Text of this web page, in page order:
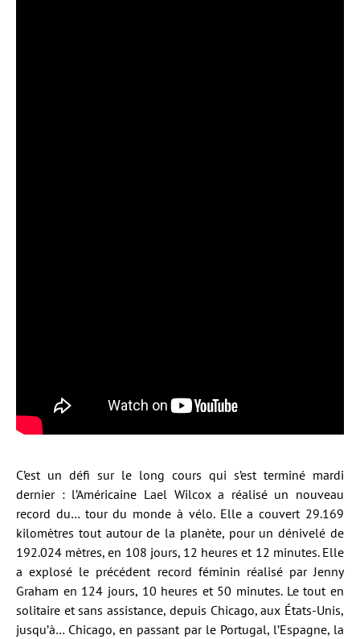
C’est un défi sur le long cours qui s’est terminé mardi
dernier : l’Américaine Lael Wilcox a réalisé un nouveau
record du… tour du monde à vélo. Elle a couvert 29.169
kilomètres tout autour de la planète, pour un dénivelé de
192.024 mètres, en 108 jours, 12 heures et 12 minutes. Elle
a explosé le précédent record féminin réalisé par Jenny
Graham en 124 jours, 10 heures et 50 minutes. Le tout en
solitaire et sans assistance, depuis Chicago, aux États-Unis,
jusqu’à… Chicago, en passant par le Portugal, l’Espagne, la